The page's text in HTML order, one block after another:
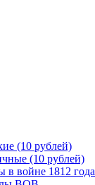
(10 рублей)
(10 рублей)
в войне 1812 года